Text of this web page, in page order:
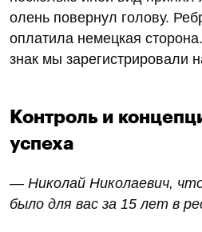
олень повернул голову.
оплатила немецкая
знак мы зарегистрировали
Контроль и
успеха
— Николай Николаевич,
было для вас за 15 лет в